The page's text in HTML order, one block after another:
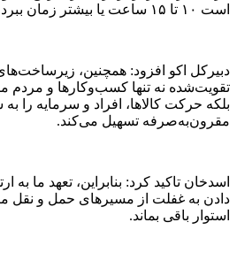
است ۱۰ تا ۱۵ ساعت یا بیشتر زمان ببرد.
دبیرکل اکو افزود: همچنین،
تقویت‌شده نه تنها کسب‌وکار‌ها و مردم
بلکه حرکت کالاها، افراد و سرمایه را
مقرون‌به‌صرفه تسهیل می‌کند.
اسدخان تاکید کرد: بنابراین، تعهد ما به
دادن به غفلت از مسیر‌های حمل و نقل
استوار باقی بماند.